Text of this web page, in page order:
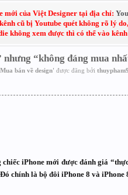
mới của Việt Designer tại địa chỉ:
cũ bị Youtube quét không rõ lý
không xem được thì có thể vào
“không đáng mua
bán về design' được đăng bởi
iPhone mới được đánh giá
chính là bộ đôi iPhone 8 và